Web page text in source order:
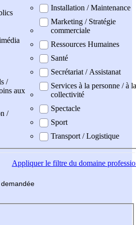
/
aux
/
Installation / Maintenance
Marketing / Stratégie
commerciale
Ressources Humaines
Santé
Secrétariat / Assistanat
Services à la personne / à la
collectivité
Spectacle
Sport
Transport / Logistique
Appliquerle filtre du domaine
demandée